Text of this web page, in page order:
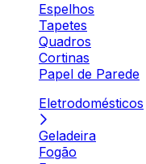
Espelhos
Tapetes
Quadros
Cortinas
Papel de Parede
Eletrodomésticos
Geladeira
Fogão